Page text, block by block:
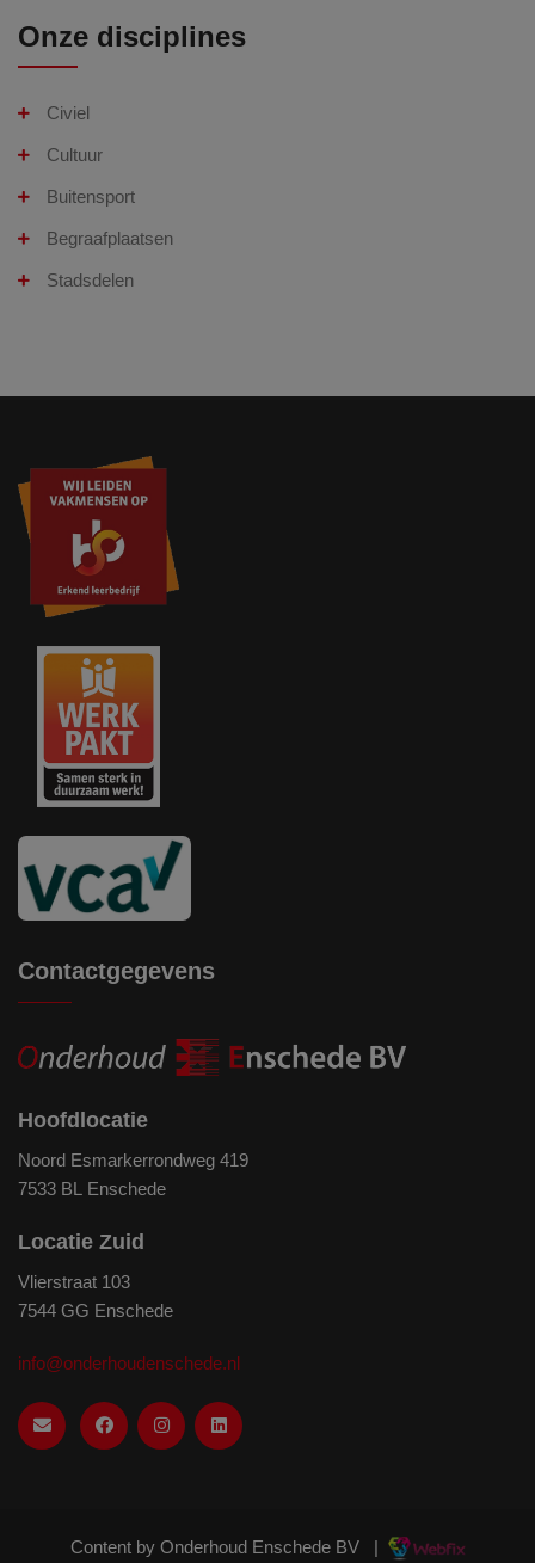
Onze disciplines
Civiel
Cultuur
Buitensport
Begraafplaatsen
Stadsdelen
Contactgegevens
Hoofdlocatie
Noord Esmarkerrondweg 419
7533 BL Enschede
Locatie Zuid
Vlierstraat 103
7544 GG Enschede
info@onderhoudenschede.nl
Content by Onderhoud Enschede BV |